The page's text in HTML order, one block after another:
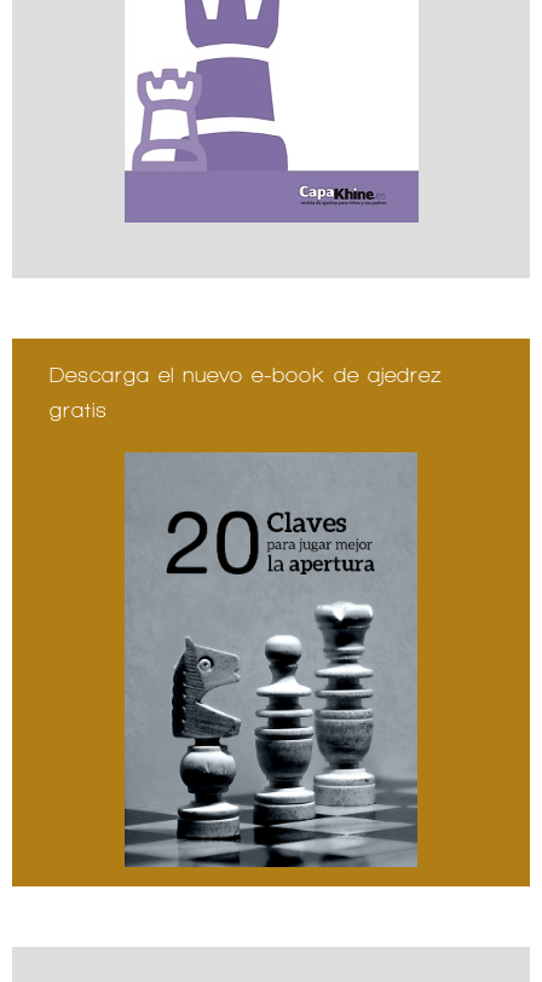
Descarga el nuevo e-book de ajedrez
gratis